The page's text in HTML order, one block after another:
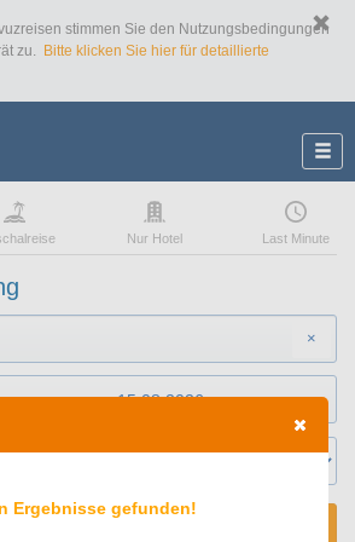
stimmen Sie den Nutzungsbedingungen
zu.
Bitte klicken Sie hier für detaillierte
Nur Hotel Last Minute
×
Ergebnisse gefunden!